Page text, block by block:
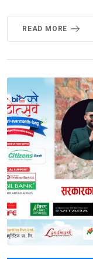
READ MORE